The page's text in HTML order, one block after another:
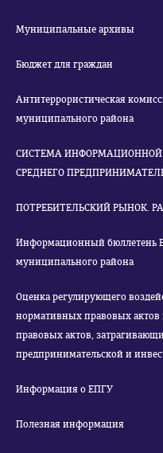
Муниципальные архивы
Бюджет для граждан
Антитеррористическая
муниципального района
СИСТЕМА
СРЕДНЕГО
ПОТРЕБИТЕЛЬСКИЙ РЫНОК.
Информационный бюллетень
муниципального района
Оценка регулирующего
нормативных правовых
правовых актов,
предпринимательской и
Информация о ЕПГУ
Полезная информация